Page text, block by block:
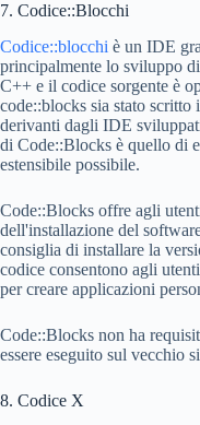
7. Codice::Blocchi
Codice::blocchi è un IDE
principalmente lo sviluppo
C++ e il codice sorgente è
code::blocks sia stato
derivanti dagli IDE
di Code::Blocks è quello di
estensibile possibile.
Code::Blocks offre agli
dell'installazione del
consiglia di installare la
codice consentono agli
per creare applicazioni
Code::Blocks non ha
essere eseguito sul vecchio
8. Codice X